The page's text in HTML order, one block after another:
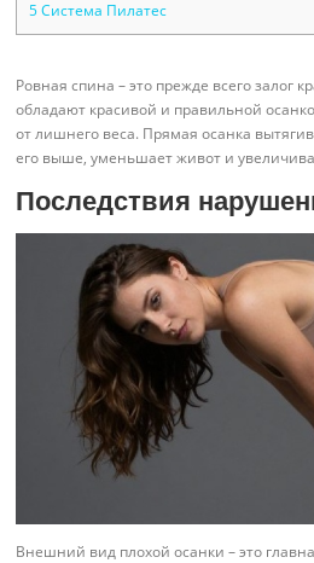
5 Система Пилатес
Ровная спина – это прежде всего залог
обладают красивой и правильной
от лишнего веса. Прямая осанка
его выше, уменьшает живот и
Последствия
Внешний вид плохой осанки – это